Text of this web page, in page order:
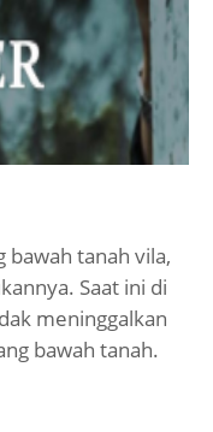
bawah tanah vila,
Saat ini di
meninggalkan
bawah tanah.